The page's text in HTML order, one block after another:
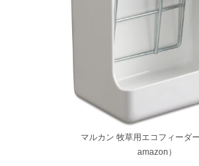
マルカン 牧草用エコフィーダ
amazon）